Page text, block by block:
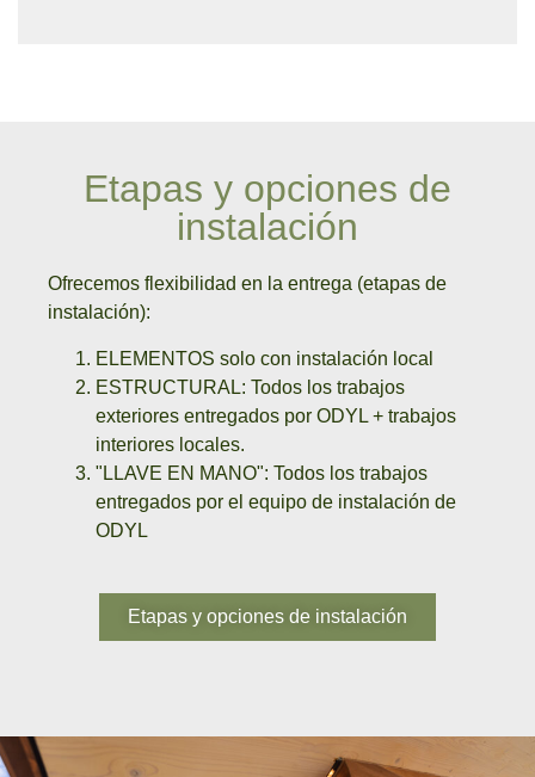
Etapas y opciones de
instalación
Ofrecemos flexibilidad en la entrega (etapas de
instalación):
ELEMENTOS solo con instalación local
ESTRUCTURAL: Todos los trabajos
exteriores entregados por ODYL + trabajos
interiores locales.
"LLAVE EN MANO": Todos los trabajos
entregados por el equipo de instalación de
ODYL
Etapas y opciones de instalación